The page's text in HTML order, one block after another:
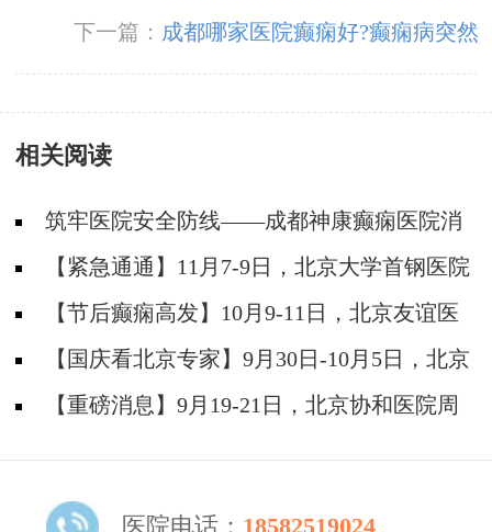
哪些原则呢?
下一篇： 成都哪家医院癫痫好?癫痫病突然
发作该怎么做?
相关阅读
筑牢医院安全防线——成都神康癫痫医院消
防安全培训纪实
【紧急通通】11月7-9日，北京大学首钢医院
神经内科胡颖教授亲临成都会诊，破解癫痫疑难
【节后癫痫高发】10月9-11日，北京友谊医
院陈葵博士免费会诊+治疗援助，破解癫痫难
题！
【国庆看北京专家】9月30日-10月5日，北京
天坛&首钢医院两大专家蓉城亲诊+癫痫大额救
【重磅消息】9月19-21日，北京协和医院周
医院电话： 18582519024